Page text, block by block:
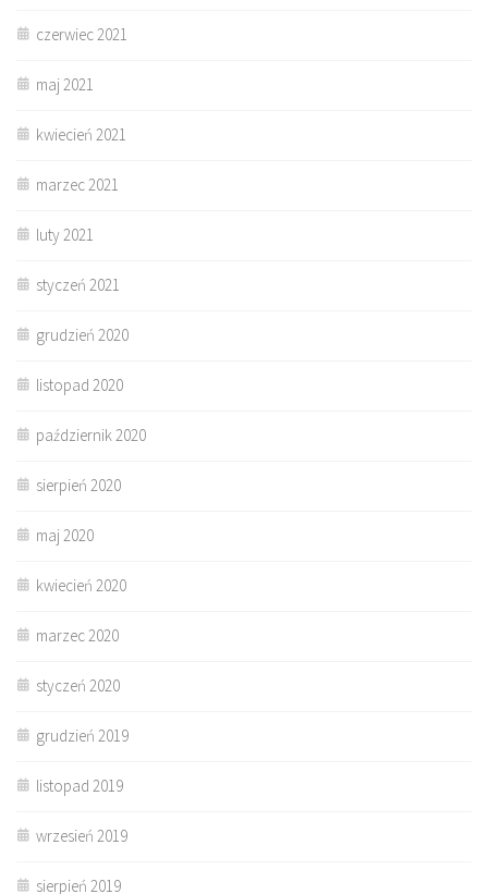
czerwiec 2021
maj 2021
kwiecień 2021
marzec 2021
luty 2021
styczeń 2021
grudzień 2020
listopad 2020
październik 2020
sierpień 2020
maj 2020
kwiecień 2020
marzec 2020
styczeń 2020
grudzień 2019
listopad 2019
wrzesień 2019
sierpień 2019